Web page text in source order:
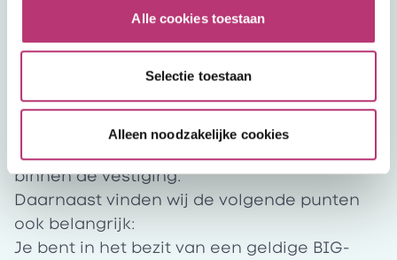
Alle cookies toestaan
Selectie toestaan
Alleen noodzakelijke cookies
behandeltrajecten of atypische situaties.
aan de continue verbetering van onze
zorgprocessen en het kwaliteitsbeleid. Dit
omvat het signaleren van knelpunten,
deelname aan projecten en commissies, en
het implementeren van verbeteringen
binnen de vestiging.
Daarnaast vinden wij de volgende punten
ook belangrijk:
Je bent in het bezit van een geldige BIG-